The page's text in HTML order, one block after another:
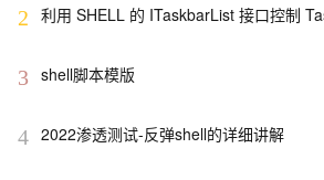
2 利用 SHELL 的 ITaskbarList 接口控制
3 shell脚本模版
4 2022渗透测试-反弹shell的详细讲解